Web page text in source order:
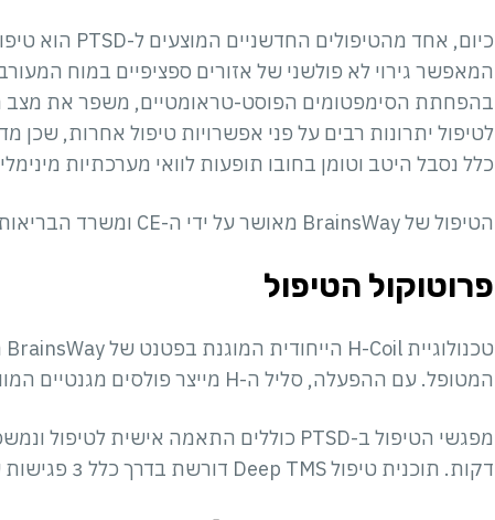
המאפשר גירוי לא פולשני של אזורים ספציפיים במוח
בהפחתת הסימפטומים הפוסט-טראומטיים, משפר את מצב
לטיפול יתרונות רבים על פני אפשרויות טיפול אחרות, שכן
כלל נסבל היטב וטומן בחובו תופעות לוואי מערכתיות
הטיפול של BrainsWay מאושר על ידי ה-CE ומשרד הבריאות בישראל.
פרוטוקול הטיפול
המטופל. עם ההפעלה, סליל ה-H מייצר פולסים מגנטיים המווסתים את הפעילות העצבית של המוח.
דקות. תוכנית טיפול Deep TMS דורשת בדרך כלל 3 פגישות שבועיות לאורך ארבעה שבועות.